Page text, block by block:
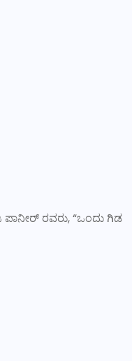
ರವರು, “ಒಂದು ಗಿಡ